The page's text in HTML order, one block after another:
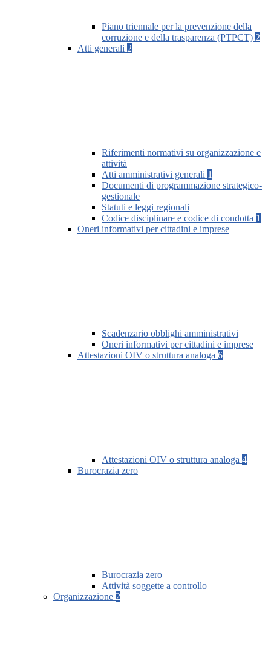
Piano triennale per la prevenzione della
corruzione e della trasparenza (PTPCT) 2
Atti generali 2
Riferimenti normativi su organizzazione e
attività
Atti amministrativi generali 1
Documenti di programmazione strategico-
gestionale
Statuti e leggi regionali
Codice disciplinare e codice di condotta 1
Oneri informativi per cittadini e imprese
Scadenzario obblighi amministrativi
Oneri informativi per cittadini e imprese
Attestazioni OIV o struttura analoga 6
Attestazioni OIV o struttura analoga 4
Burocrazia zero
Burocrazia zero
Attività soggette a controllo
Organizzazione 2